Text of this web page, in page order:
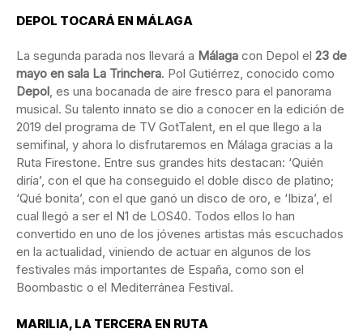
DEPOL TOCARÁ EN MÁLAGA
La segunda parada nos llevará a Málaga con Depol el 23 de
mayo en sala La Trinchera. Pol Gutiérrez, conocido como
Depol, es una bocanada de aire fresco para el panorama
musical. Su talento innato se dio a conocer en la edición de
2019 del programa de TV GotTalent, en el que llego a la
semifinal, y ahora lo disfrutaremos en Málaga gracias a la
Ruta Firestone. Entre sus grandes hits destacan: ‘Quién
diría’, con el que ha conseguido el doble disco de platino;
‘Qué bonita’, con el que ganó un disco de oro, e ‘Ibiza’, el
cual llegó a ser el N1 de LOS40. Todos ellos lo han
convertido en uno de los jóvenes artistas más escuchados
en la actualidad, viniendo de actuar en algunos de los
festivales más importantes de España, como son el
Boombastic o el Mediterránea Festival.
MARILIA, LA TERCERA EN RUTA